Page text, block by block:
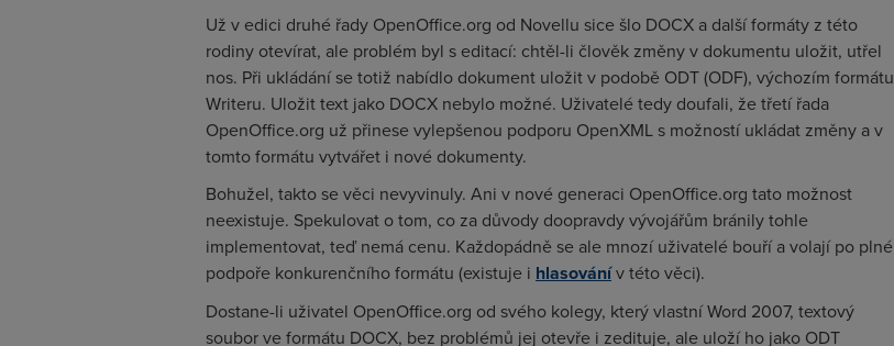
Už v edici druhé řady OpenOffice.org od Novellu sice šlo DOCX a další formáty z této
rodiny otevírat, ale problém byl s editací: chtěl-li člověk změny v dokumentu uložit, utřel
nos. Při ukládání se totiž nabídlo dokument uložit v podobě ODT (ODF), výchozím formátu
Writeru. Uložit text jako DOCX nebylo možné. Uživatelé tedy doufali, že třetí řada
OpenOffice.org už přinese vylepšenou podporu OpenXML s možností ukládat změny a v
tomto formátu vytvářet i nové dokumenty.
Bohužel, takto se věci nevyvinuly. Ani v nové generaci OpenOffice.org tato možnost
neexistuje. Spekulovat o tom, co za důvody doopravdy vývojářům bránily tohle
implementovat, teď nemá cenu. Každopádně se ale mnozí uživatelé bouří a volají po plné
podpoře konkurenčního formátu (existuje i hlasovánív této věci).
Dostane-li uživatel OpenOffice.org od svého kolegy, který vlastní Word 2007, textový
soubor ve formátu DOCX, bez problémů jej otevře i zedituje, ale uloží ho jako ODT